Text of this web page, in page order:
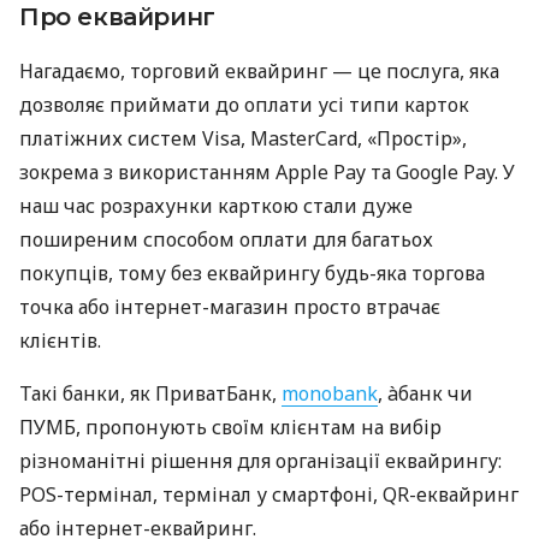
Про еквайринг
Нагадаємо, торговий еквайринг — це послуга, яка
дозволяє приймати до оплати усі типи карток
платіжних систем Visa, MasterCard, «Простір»,
зокрема з використанням Apple Pay та Google Pay. У
наш час розрахунки карткою стали дуже
поширеним способом оплати для багатьох
покупців, тому без еквайрингу будь-яка торгова
точка або інтернет-магазин просто втрачає
клієнтів.
Такі банки, як ПриватБанк, monobank, àбанк чи
ПУМБ, пропонують своїм клієнтам на вибір
різноманітні рішення для організації еквайрингу:
POS-термінал, термінал у смартфоні, QR-еквайринг
або інтернет-еквайринг.